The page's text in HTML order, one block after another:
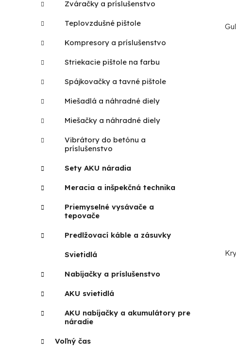
Zváračky a príslušenstvo
Teplovzdušné pištole
Kompresory a príslušenstvo
Striekacie pištole na farbu
Spájkovačky a tavné pištole
Miešadlá a náhradné diely
Miešačky a náhradné diely
Vibrátory do betónu a
príslušenstvo
Sety AKU náradia
Meracia a inšpekčná technika
Priemyselné vysávače a
tepovače
Predlžovací káble a zásuvky
Svietidlá
Nabíjačky a príslušenstvo
AKU svietidlá
AKU nabíjačky a akumulátory pre
náradie
Voľný čas